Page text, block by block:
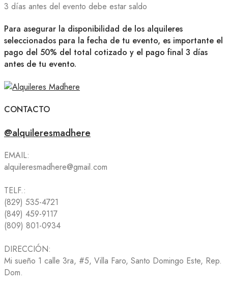
3 días antes del evento debe estar saldo
Para asegurar la disponibilidad de los alquileres
seleccionados para la fecha de tu evento, es importante el
pago del 50% del total cotizado y el pago final 3 días
antes de tu evento.
CONTACTO
@alquileresmadhere
EMAIL:
alquileresmadhere@gmail.com
TELF.:
(829) 535-4721
(849) 459-9117
(809) 801-0934
DIRECCIÓN:
Mi sueño 1 calle 3ra, #5, Villa Faro, Santo Domingo Este, Rep.
Dom.